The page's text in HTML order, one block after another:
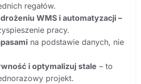
regałów.
WMS i automatyzacji –
pracy.
na podstawie danych, nie
i optymalizuj stale – to
projekt.